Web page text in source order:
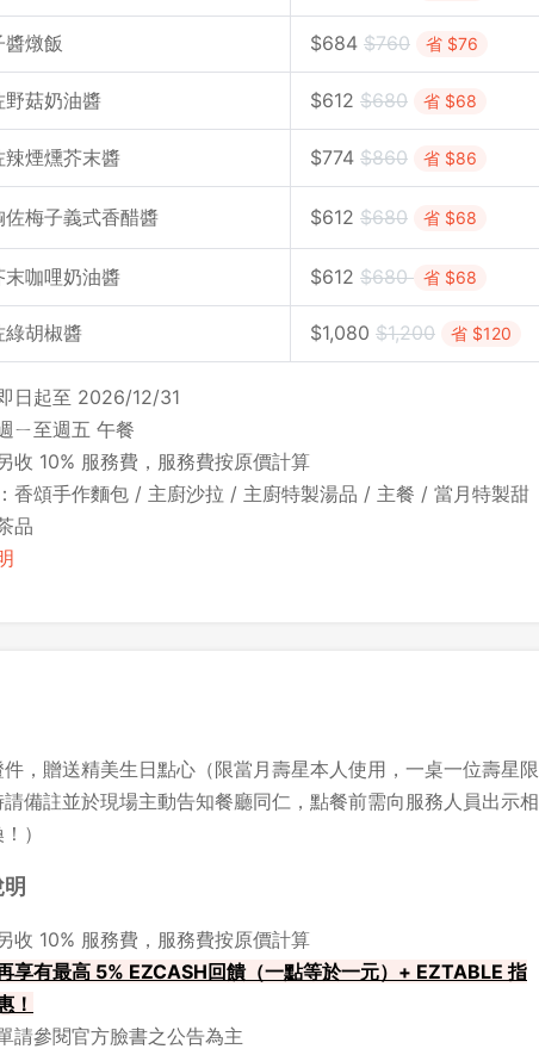
燉飯 $684 $760 省 $76
野菇奶油醬 $612 $680 省 $68
煙燻芥末醬 $774 $860 省 $86
佐梅子義式香醋醬 $612 $680 省 $68
咖哩奶油醬 $612 $680 省 $68
綠胡椒醬 $1,080 $1,200 省 $120
日起至 2026/12/31
ㄧ至週五 午餐
收 10% 服務費，服務費按原價計算
香頌手作麵包 / 主廚沙拉 / 主廚特製湯品 / 主餐 / 當月特製甜
品
，贈送精美生日點心（限當月壽星本人使用，一桌一位壽星限
備註並於現場主動告知餐廳同仁，點餐前需向服務人員出示相
）
收 10% 服務費，服務費按原價計算
享有最高 5% EZCASH回饋（一點等於一元）+ EZTABLE 指
！
請參閱官方臉書之公告為主
先不要